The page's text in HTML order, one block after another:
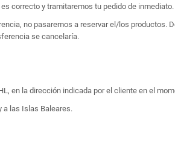
correcto y tramitaremos tu pedido de inmediato.
no pasaremos a reservar el/los productos.
se cancelaría.
en la dirección indicada por el cliente en el
a las Islas Baleares.